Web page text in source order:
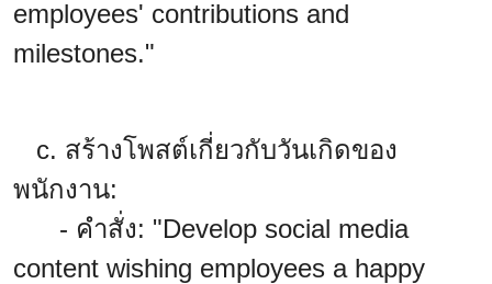
employees' contributions and
milestones."
c. สร้างโพสต์เกี่ยวกับวันเกิดของ
พนักงาน:
- คำสั่ง: "Develop social media
content wishing employees a happy